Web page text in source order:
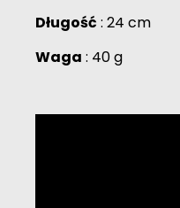
Długość : 24 cm
Waga : 40 g